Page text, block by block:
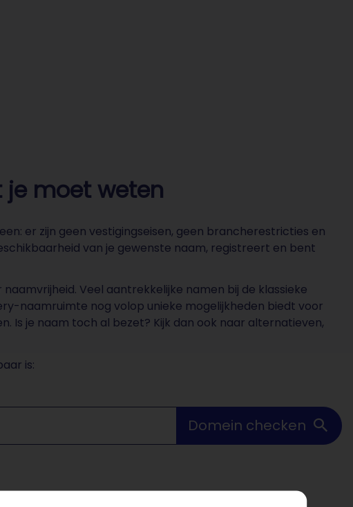
je moet weten
er zijn geen vestigingseisen, geen brancherestricties en
van je gewenste naam, registreert en bent
Veel aantrekkelijke namen bij de klassieke
naamruimte nog volop unieke mogelijkheden biedt voor
Is je naam toch al bezet? Kijk dan ook naar alternatieven,
is:
Domein checken